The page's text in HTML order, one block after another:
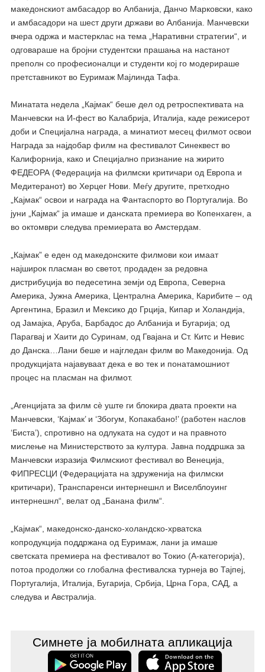
македонскиот амбасадор во Албанија, Данчо Марковски, како
и амбасадори на шест други држави во Албанија. Манчевски
вчера одржа и мастерклас на тема „Наративни стратегии“, и
одговараше на бројни студентски прашања на настанот
преполн со професионалци и студенти кој го модерираше
претставникот во Еуримаж Мајлинда Тафа.
Минатата недела „Кајмак“ беше дел од ретроспективата на
Манчевски на И-фест во Калабрија, Италија, каде режисерот
доби и Специјална награда, а минатиот месец филмот освои
Награда за најдобар филм на фестивалот Синеквест во
Калифорнија, како и Специјално признание на жирито
ФЕДЕОРА (Федерација на филмски критичари од Европа и
Медитеранот) во Херцег Нови. Меѓу другите, претходно
„Кајмак“ освои и награда на Фантаспорто во Португалија. Во
јуни „Кајмак“ ја имаше и данската премиера во Копенхаген, а
во октомври следува премиерата во Амстердам.
„Кајмак” е еден од македонските филмови кои имаат
најширок пласман во светот, продаден за редовна
дистрибуција во педесетина земји од Европа, Северна
Америка, Јужна Америка, Централна Америка, Карибите – од
Аргентина, Бразил и Мексико до Грција, Кипар и Холандија,
од Јамајка, Аруба, Барбадос до Албанија и Бугарија; од
Парагвај и Хаити до Суринам, од Гвајана и Ст. Китс и Невис
до Данска…Лани беше и најгледан филм во Македонија. Од
продукцијата најавуваат дека е во тек и понатамошниот
процес на пласман на филмот.
„Агенцијата за филм сè уште ги блокира двата проекти на
Манчевски, ‘Кајмак’ и ‘Збогум, Копакабано!’ (работен наслов
‘Биста’), спротивно на одлуката на судот и на правното
мислење на Министерството за култура. Јавна поддршка за
Манчевски изразија Филмскиот фестивал во Венеција,
ФИПРЕСЦИ (Федерацијата на здруженија на филмски
критичари), Транспаренси интернешнл и Виселблоуинг
интернешнл“, велат од „Банана филм“.
„Кајмак“, македонско-данско-холандско-хрватска
копродукција поддржана од Еуримаж, лани ја имаше
светската премиера на фестивалот во Токио (А-категорија),
потоа продолжи со глобална фестивалска турнеја во Тајпеј,
Португалија, Италија, Бугарија, Србија, Црна Гора, САД, а
следува и Австралија.
Симнете ја мобилната апликација